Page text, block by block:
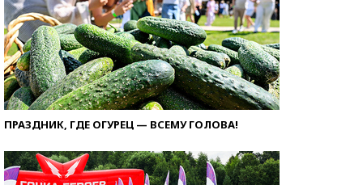
ПРАЗДНИК, ГДЕ ОГУРЕЦ — ВСЕМУ ГОЛОВА!